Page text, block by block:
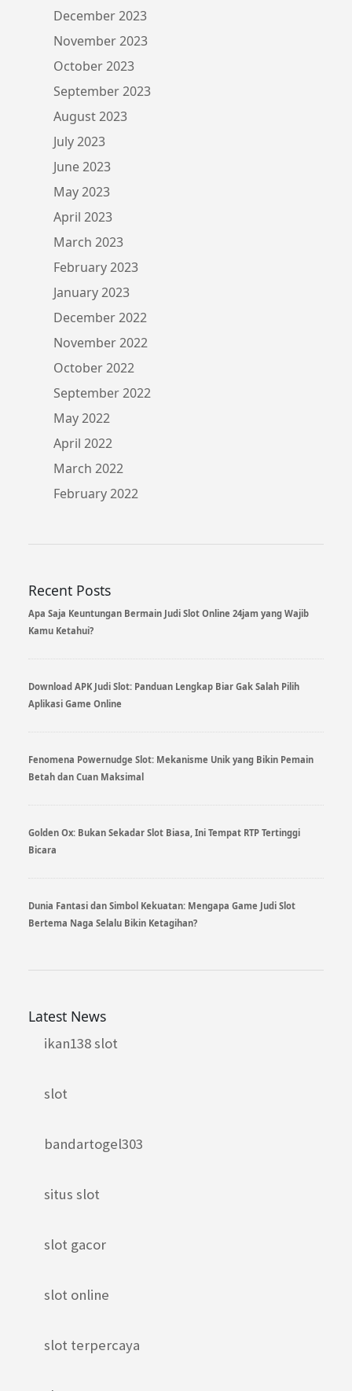
December 2023
November 2023
October 2023
September 2023
August 2023
July 2023
June 2023
May 2023
April 2023
March 2023
February 2023
January 2023
December 2022
November 2022
October 2022
September 2022
May 2022
April 2022
March 2022
February 2022
Recent Posts
Apa Saja Keuntungan Bermain Judi Slot Online 24jam yang Wajib
Kamu Ketahui?
Download APK Judi Slot: Panduan Lengkap Biar Gak Salah Pilih
Aplikasi Game Online
Fenomena Powernudge Slot: Mekanisme Unik yang Bikin Pemain
Betah dan Cuan Maksimal
Golden Ox: Bukan Sekadar Slot Biasa, Ini Tempat RTP Tertinggi
Bicara
Dunia Fantasi dan Simbol Kekuatan: Mengapa Game Judi Slot
Bertema Naga Selalu Bikin Ketagihan?
Latest News
ikan138 slot
slot
bandartogel303
situs slot
slot gacor
slot online
slot terpercaya